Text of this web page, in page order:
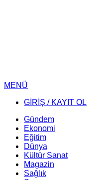
MENÜ
GİRİŞ / KAYIT OL
Gündem
Ekonomi
Eğitim
Dünya
Kültür Sanat
Magazin
Sağlık